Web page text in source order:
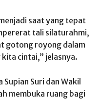
saat yang tepat
tali silaturahmi,
gotong royong dalam
cintai,” jelasnya.
Supian Suri dan Wakil
membuka ruang bagi